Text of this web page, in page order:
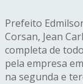
Prefeito
Corsan, Jean
completa de
pela empresa
na segunda e